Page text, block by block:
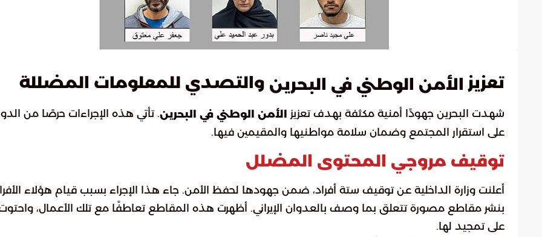
تعزيز الأمن الوطني في البحرين والتصدي للمعلومات المضللة
شهدت البحرين جهودًا أمنية مكثفة بهدف تعزيز الأمن الوطني في البحرين. تأتي هذه الإجراءات حرصًا من
على استقرار المجتمع وضمان سلامة مواطنيها والمقيمين فيها.
توقيف مروجي المحتوى المضلل
أعلنت وزارة الداخلية عن توقيف ستة أفراد، ضمن جهودها لحفظ الأمن. جاء هذا الإجراء بسبب قيام هؤلاء
بنشر مقاطع مصورة تتعلق بما وصف بالعدوان الإيراني. أظهرت هذه المقاطع تعاطفًا مع تلك الأعمال،
على تمجيد لها.